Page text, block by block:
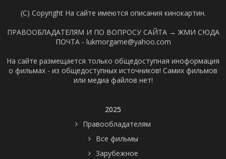
(C) Copyright На сайте имеются описания кинокартин.
ПРАВООБЛАДАТЕЛЯМ И ПО ВОПРОСУ САЙТА → ЖМИ СЮДА
ПОЧТА - lukmorgame@yahoo.com
На сайте размещается только общедоступная иноформация
о фильмах - из общедоступных источников! Самих фильмов
или медиа файлов нет!
2025
Правообладателям
Все фильмы
Зарубежное